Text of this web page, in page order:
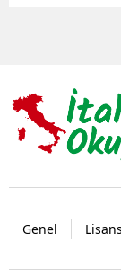
Genel Lisans